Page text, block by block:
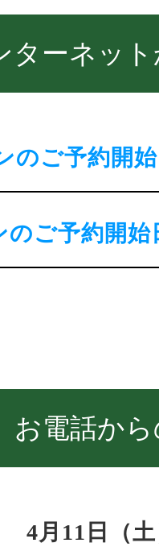
ターネッ
のご予約開
のご予約開
お電話か
4月11日（